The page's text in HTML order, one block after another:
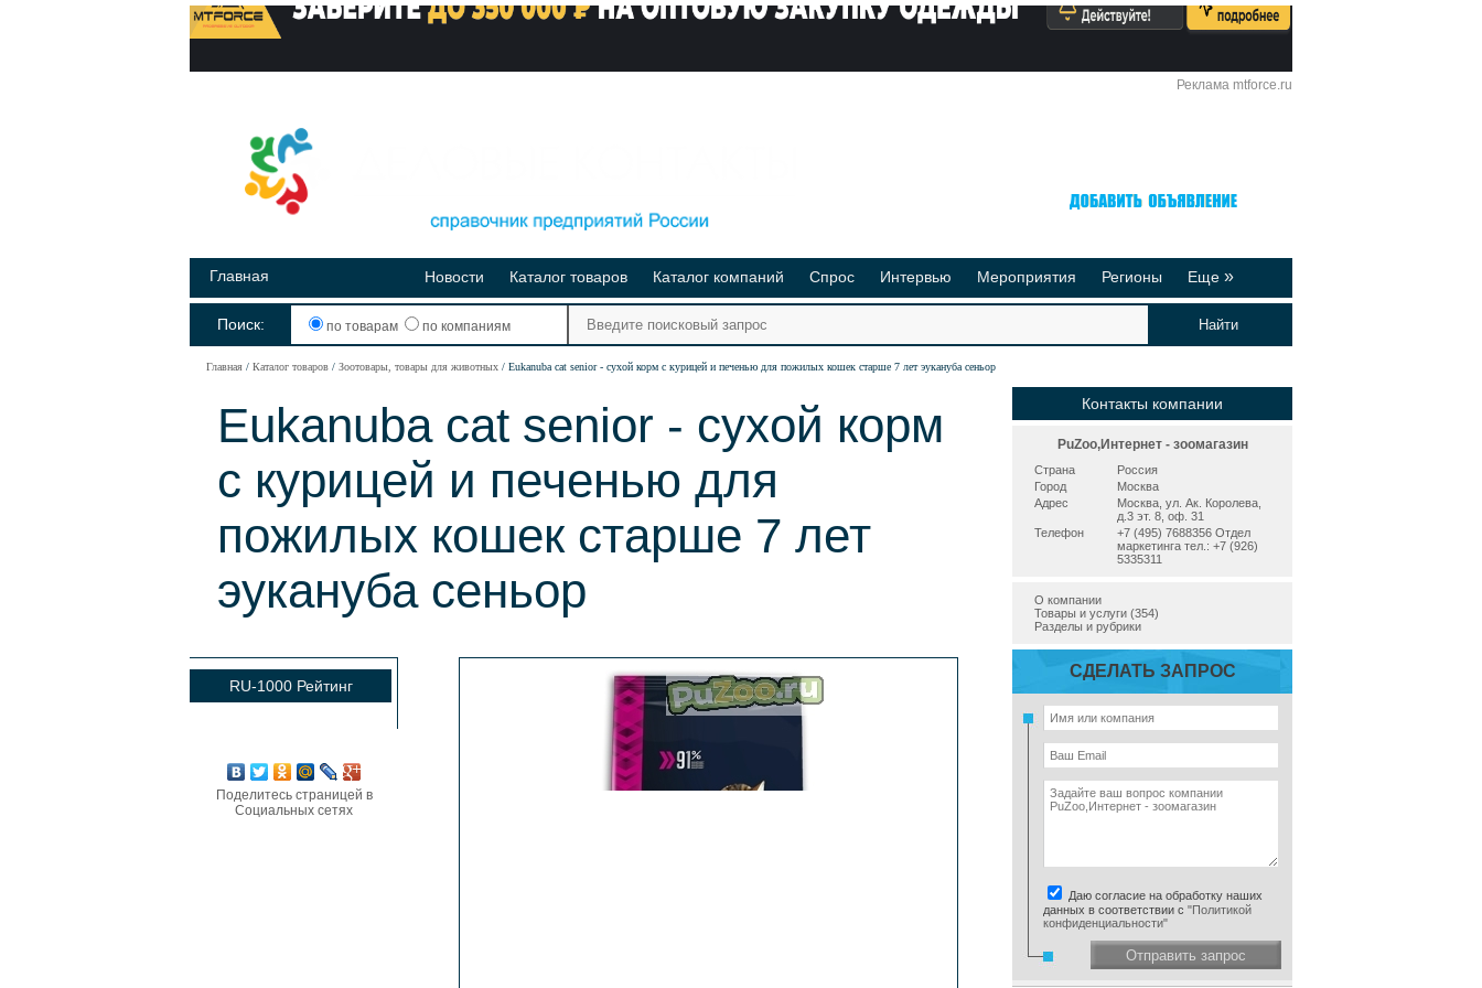
Реклама mtforce.ru
Главная Новости Каталог товаров Каталог компаний Спрос Интервью Мероприятия Регионы Еще »
Реклама на сайте
Поиск: по товарам по компаниям
Главная Каталог товаров Зоотовары, товары для животных Eukanuba cat senior - сухой корм с курицей и печенью для пожилых кошек старше 7 лет эукануба сеньор
Eukanuba cat senior - сухой корм
с курицей и печенью для
пожилых кошек старше 7 лет
эукануба сеньор
RU-1000 Рейтинг
Поделитесь страницей в
Социальных сетях
Контакты компании
PuZoo,Интернет - зоомагазин
Страна
Россия
Город
Москва
Адрес
Москва, ул. Ак. Королева,
д.3 эт. 8, оф. 31
Телефон
+7 (495) 7688356 Отдел
маркетинга тел.: +7 (926)
5335311
О компании
Товары и услуги (354)
Разделы и рубрики
СДЕЛАТЬ ЗАПРОС
Даю согласие на обработку наших
данных в соответствии с "Политикой
конфиденциальности"
Отправить запрос